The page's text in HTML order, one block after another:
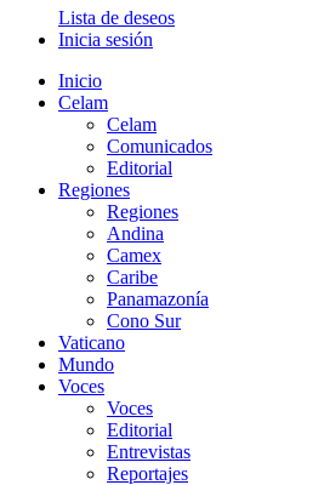
Lista de deseos
Inicia sesión
Inicio
Celam
Celam
Comunicados
Editorial
Regiones
Regiones
Andina
Camex
Caribe
Panamazonía
Cono Sur
Vaticano
Mundo
Voces
Voces
Editorial
Entrevistas
Reportajes